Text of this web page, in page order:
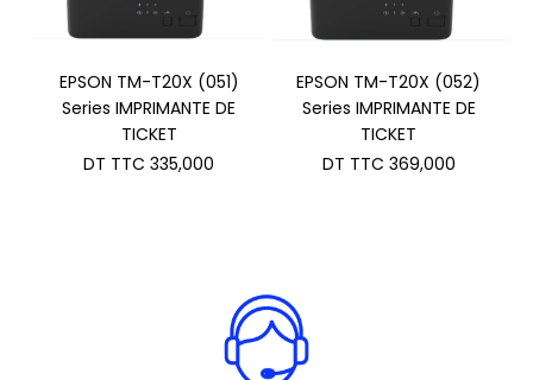
EPSON TM-T20X (051)
Series IMPRIMANTE DE
TICKET
DT TTC 335,000
EPSON TM-T20X (052)
Series IMPRIMANTE DE
TICKET
DT TTC 369,000